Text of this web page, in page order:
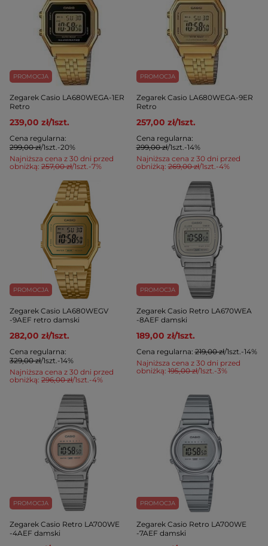
PROMOCJA
Zegarek Casio LA680WEGA-1ER
Retro
239,00 zł/1szt.
Najniższa cena z 30 dni przed
obniżką: 257,00 zł/1szt.-7%
Cena regularna:
299,00 zł/1szt.-20%
PROMOCJA
Zegarek Casio LA680WEGA-9ER
Retro
257,00 zł/1szt.
Najniższa cena z 30 dni przed
obniżką:269,00 zł/1szt.-4%
Cena regularna:
299,00 zł/1szt.-14%
PROMOCJA
Zegarek Casio LA680WEGV
-9AEF retro damski
282,00 zł/1szt.
Najniższa cena z 30 dni przed
obniżką: 296,00 zł/1szt.-4%
Cena regularna:
329,00 zł/1szt.-14%
PROMOCJA
Zegarek Casio Retro LA670WEA
-8AEF damski
189,00 zł/1szt.
Najniższa cena z 30 dni przed
obniżką:195,00 zł/1szt.-3%
Cena regularna:219,00 zł/1szt.-14%
PROMOCJA
Zegarek Casio Retro LA700WE
-4AEF damski
PROMOCJA
Zegarek Casio Retro LA700WE
-7AEF damski